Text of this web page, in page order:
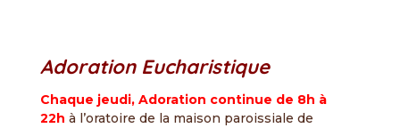
Adoration Eucharistique
Chaque jeudi, Adoration continue de 8h à
22h à l’oratoire de la maison paroissiale de